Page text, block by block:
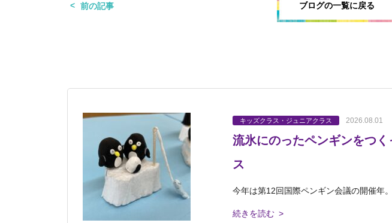
前の記事 ブログの一覧に戻る
キッズクラス・ジュニアクラス 2026.08.01
流氷にのったペンギンをつ
ス
今年は第12回国際ペンギン会議の開催年
続きを読む >